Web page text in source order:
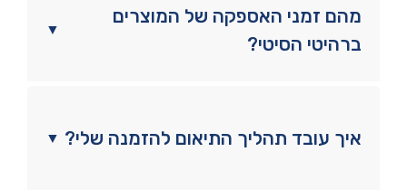
▼
מהם זמני האספקה של המוצרים
ברהיטי הסיטי?
▼ איך עובד תהליך התיאום להזמנה שלי?